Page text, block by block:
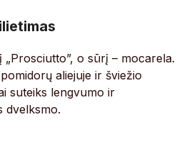
„Prosciutto”, o sūrį – mocarela.
aliejuje ir šviežio
suteiks lengvumo ir
dvelksmo.